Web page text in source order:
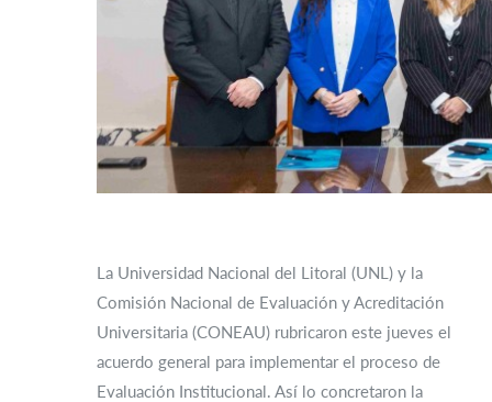
La Universidad Nacional del Litoral (UNL) y la
Comisión Nacional de Evaluación y Acreditación
Universitaria (CONEAU) rubricaron este jueves el
acuerdo general para implementar el proceso de
Evaluación Institucional. Así lo concretaron la